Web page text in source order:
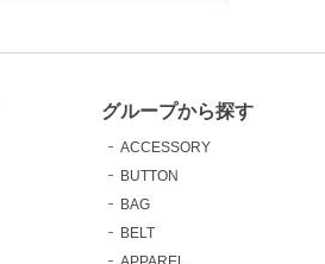
グループから探す
ACCESSORY
BUTTON
BAG
BELT